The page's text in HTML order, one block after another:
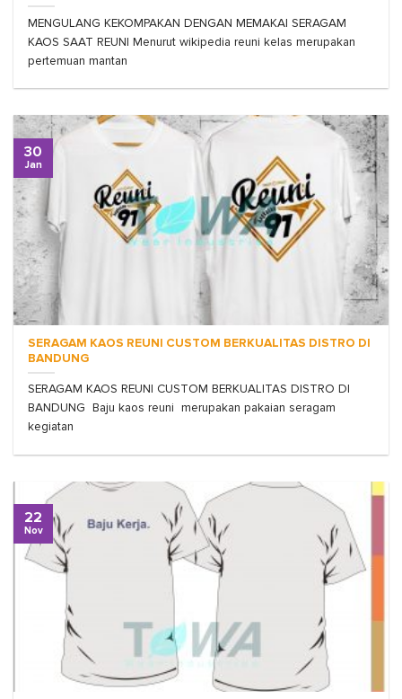
MENGULANG KEKOMPAKAN DENGAN MEMAKAI SERAGAM
KAOS SAAT REUNI Menurut wikipedia reuni kelas merupakan
pertemuan mantan
SERAGAM KAOS REUNI CUSTOM BERKUALITAS DISTRO DI
BANDUNG
SERAGAM KAOS REUNI CUSTOM BERKUALITAS DISTRO DI
BANDUNG Baju kaos reuni merupakan pakaian seragam
kegiatan
30
Jan
22
Nov